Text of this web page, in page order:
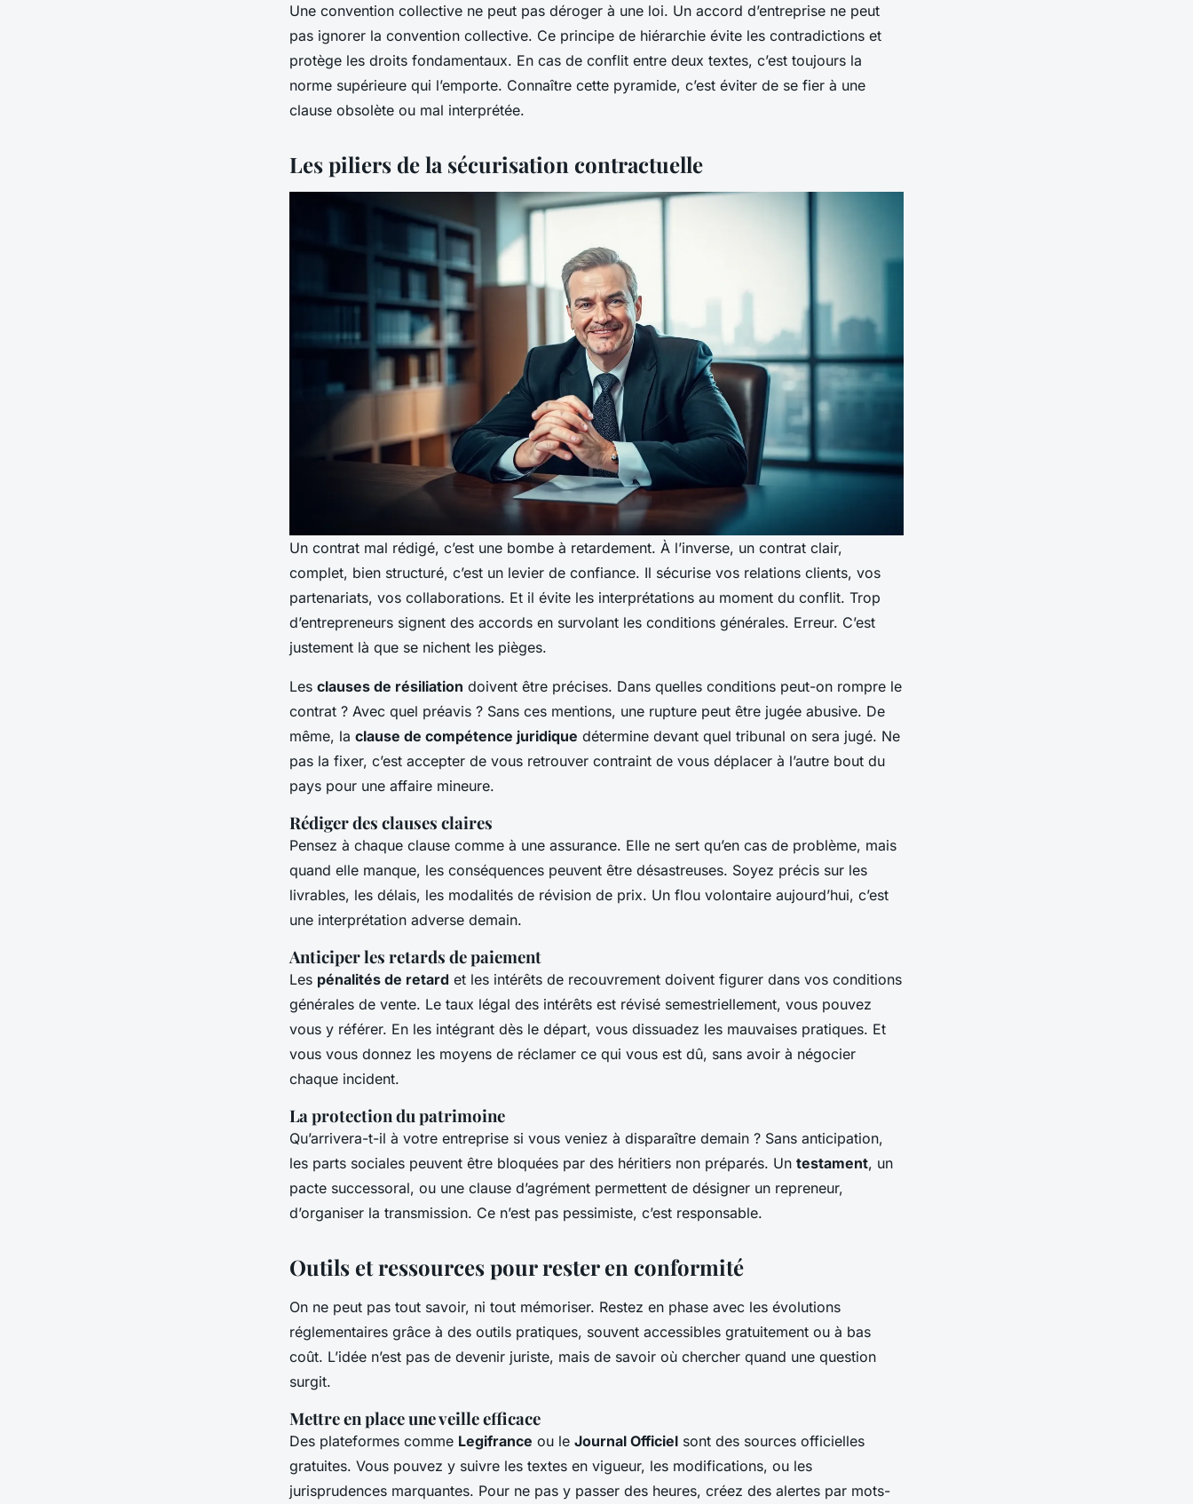
Une convention collective ne peut pas déroger à une loi. Un accord d’entreprise ne peut
pas ignorer la convention collective. Ce principe de hiérarchie évite les contradictions et
protège les droits fondamentaux. En cas de conflit entre deux textes, c’est toujours la
norme supérieure qui l’emporte. Connaître cette pyramide, c’est éviter de se fier à une
clause obsolète ou mal interprétée.
Les piliers de la sécurisation contractuelle
Un contrat mal rédigé, c’est une bombe à retardement. À l’inverse, un contrat clair,
complet, bien structuré, c’est un levier de confiance. Il sécurise vos relations clients, vos
partenariats, vos collaborations. Et il évite les interprétations au moment du conflit. Trop
d’entrepreneurs signent des accords en survolant les conditions générales. Erreur. C’est
justement là que se nichent les pièges.
Les clauses de résiliation doivent être précises. Dans quelles conditions peut-on rompre le
contrat ? Avec quel préavis ? Sans ces mentions, une rupture peut être jugée abusive. De
même, la clause de compétence juridique détermine devant quel tribunal on sera jugé. Ne
pas la fixer, c’est accepter de vous retrouver contraint de vous déplacer à l’autre bout du
pays pour une affaire mineure.
Rédiger des clauses claires
Pensez à chaque clause comme à une assurance. Elle ne sert qu’en cas de problème, mais
quand elle manque, les conséquences peuvent être désastreuses. Soyez précis sur les
livrables, les délais, les modalités de révision de prix. Un flou volontaire aujourd’hui, c’est
une interprétation adverse demain.
Anticiper les retards de paiement
Les pénalités de retard et les intérêts de recouvrement doivent figurer dans vos conditions
générales de vente. Le taux légal des intérêts est révisé semestriellement, vous pouvez
vous y référer. En les intégrant dès le départ, vous dissuadez les mauvaises pratiques. Et
vous vous donnez les moyens de réclamer ce qui vous est dû, sans avoir à négocier
chaque incident.
La protection du patrimoine
Qu’arrivera-t-il à votre entreprise si vous veniez à disparaître demain ? Sans anticipation,
les parts sociales peuvent être bloquées par des héritiers non préparés. Un testament, un
pacte successoral, ou une clause d’agrément permettent de désigner un repreneur,
d’organiser la transmission. Ce n’est pas pessimiste, c’est responsable.
Outils et ressources pour rester en conformité
On ne peut pas tout savoir, ni tout mémoriser. Restez en phase avec les évolutions
réglementaires grâce à des outils pratiques, souvent accessibles gratuitement ou à bas
coût. L’idée n’est pas de devenir juriste, mais de savoir où chercher quand une question
surgit.
Mettre en place une veille efficace
Des plateformes comme Legifrance ou le Journal Officiel sont des sources officielles
gratuites. Vous pouvez y suivre les textes en vigueur, les modifications, ou les
jurisprudences marquantes. Pour ne pas y passer des heures, créez des alertes par mots-